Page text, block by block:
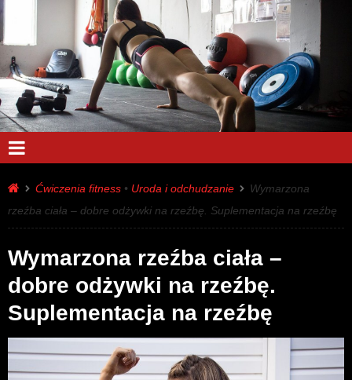
Ćwiczenia fitness • Uroda i odchudzanie
Wymarzona
rzeźba ciała – dobre odżywki na rzeźbę. Suplementacja na rzeźbę
Wymarzona rzeźba ciała –
dobre odżywki na rzeźbę.
Suplementacja na rzeźbę